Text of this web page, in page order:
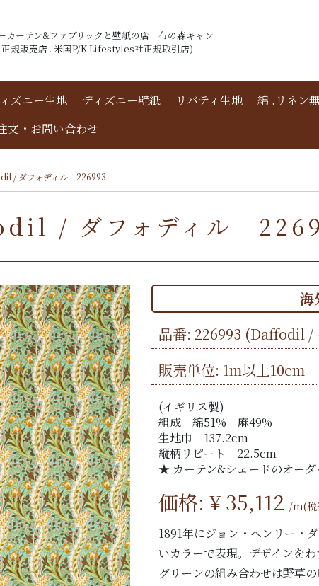
ーテン&ファブリックと壁紙の店 布の森キャン
正規販売店 . 米国P/K Lifestyles社正規取引店)
ズニー生地 ディズニー壁紙 リバティ生地 綿 .リネン
文・お問い合わせ
/ ダフォディル 226993
/ ダフォディル
海
品番: 226993 (Daffodil /
販売単位: 1m以上10cm
(イギリス製)
組成 綿51% 麻49%
生地巾 137.2cm
縦柄リピート 22.5cm
★ カーテン&シェードのオーダ
価格: ¥35,112 /m(税
1891年にジョン・ヘンリー・
いカラーで表現。デザインを
グリーンの組み合わせは野草